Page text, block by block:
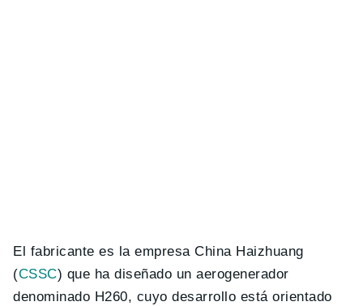
El fabricante es la empresa China Haizhuang
(CSSC) que ha diseñado un aerogenerador
denominado H260, cuyo desarrollo está orientado